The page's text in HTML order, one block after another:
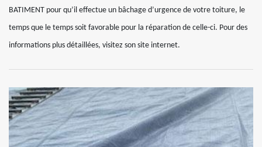
BATIMENT pour qu’il effectue un bâchage d’urgence de votre toiture, le
temps que le temps soit favorable pour la réparation de celle-ci. Pour des
informations plus détaillées, visitez son site internet.